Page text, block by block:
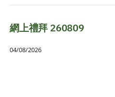
網上禮拜 260809
04/08/2026